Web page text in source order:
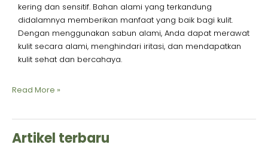
kering dan sensitif. Bahan alami yang terkandung
didalamnya memberikan manfaat yang baik bagi kulit.
Dengan menggunakan sabun alami, Anda dapat merawat
kulit secara alami, menghindari iritasi, dan mendapatkan
kulit sehat dan bercahaya.
Read More »
Artikel terbaru